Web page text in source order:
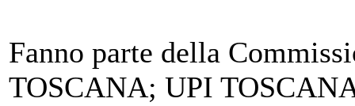
Fanno parte della
TOSCANA; UPI